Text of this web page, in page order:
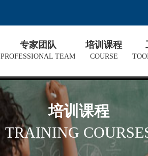
专家团队
PROFESSIONAL TEAM
培训课程
COURSE
培训课程
TRAINING